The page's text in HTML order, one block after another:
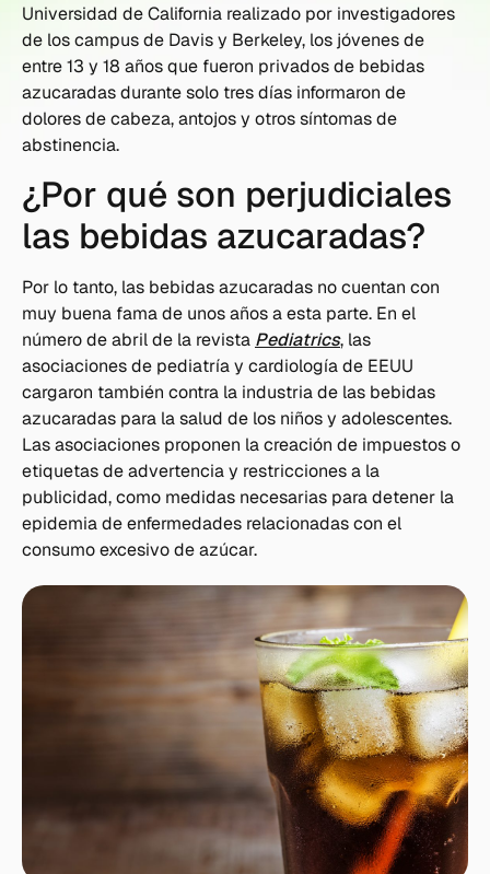
Universidad de California realizado por investigadores
de los campus de Davis y Berkeley, los jóvenes de
entre 13 y 18 años que fueron privados de bebidas
azucaradas durante solo tres días informaron de
dolores de cabeza, antojos y otros síntomas de
abstinencia.
¿Por qué son perjudiciales
las bebidas azucaradas?
Por lo tanto, las bebidas azucaradas no cuentan con
muy buena fama de unos años a esta parte. En el
número de abril de la revista Pediatrics, las
asociaciones de pediatría y cardiología de EEUU
cargaron también contra la industria de las bebidas
azucaradas para la salud de los niños y adolescentes.
Las asociaciones proponen la creación de impuestos o
etiquetas de advertencia y restricciones a la
publicidad, como medidas necesarias para detener la
epidemia de enfermedades relacionadas con el
consumo excesivo de azúcar.